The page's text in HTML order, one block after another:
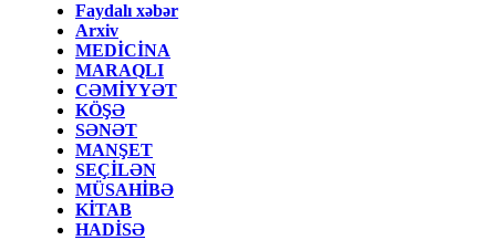
Faydalı xəbər
Arxiv
MEDİCİNA
MARAQLI
CƏMİYYƏT
KÖŞƏ
SƏNƏT
MANŞET
SEÇİLƏN
MÜSAHİBƏ
KİTAB
HADİSƏ